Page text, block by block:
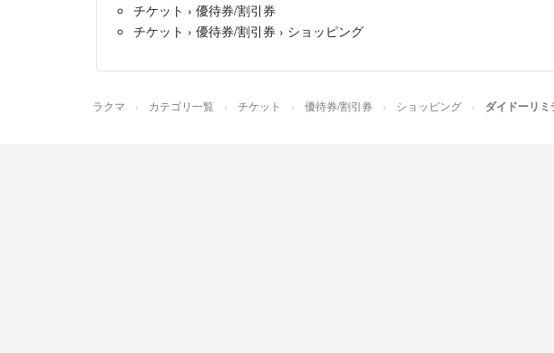
チケット › 優待券/割引券
チケット › 優待券/割引券 › ショッピング
ラクマ カテゴリ一覧 チケット 優待券/割引券 ショッピング ダイドーリ